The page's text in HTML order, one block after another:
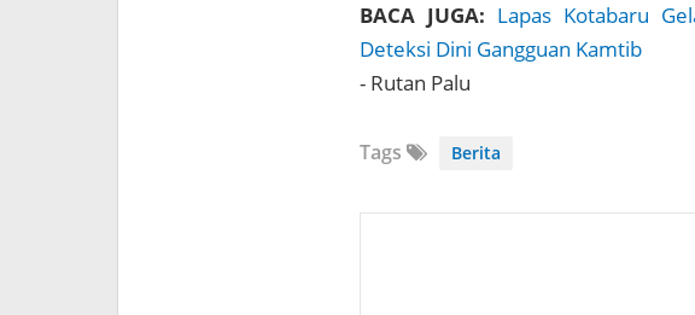
BACA JUGA: Lapas Kotabaru
Deteksi Dini Gangguan Kamtib
- Rutan Palu
Tags Berita